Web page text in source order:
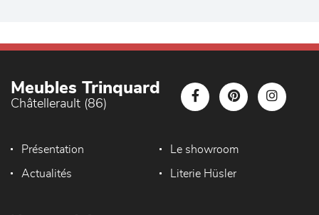
Meubles Trinquard
Châtellerault (86)
Présentation Le showroom
Actualités Literie Hüsler